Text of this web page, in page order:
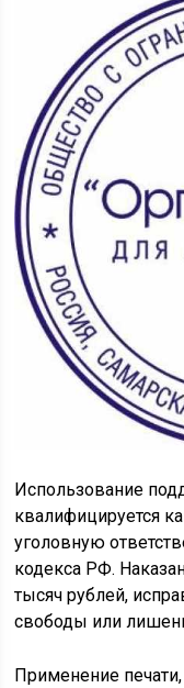
Использование
квалифицируется
уголовную
кодекса РФ.
тысяч рублей,
свободы или
Применение